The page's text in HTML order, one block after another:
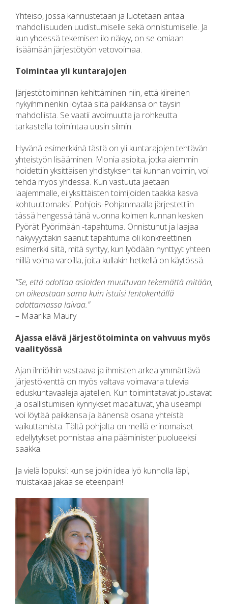
Yhteisö, jossa kannustetaan ja luotetaan antaa
mahdollisuuden uudistumiselle sekä onnistumiselle. Ja
kun yhdessä tekemisen ilo näkyy, on se omiaan
lisäämään järjestötyön vetovoimaa.
Toimintaa yli kuntarajojen
Järjestötoiminnan kehittäminen niin, että kiireinen
nykyihminenkin löytää siitä paikkansa on täysin
mahdollista. Se vaatii avoimuutta ja rohkeutta
tarkastella toimintaa uusin silmin.
Hyvänä esimerkkinä tästä on yli kuntarajojen tehtävän
yhteistyön lisääminen. Monia asioita, jotka aiemmin
hoidettiin yksittäisen yhdistyksen tai kunnan voimin, voi
tehdä myös yhdessä. Kun vastuuta jaetaan
laajemmalle, ei yksittäisten toimijoiden taakka kasva
kohtuuttomaksi. Pohjois-Pohjanmaalla järjestettiin
tässä hengessä tänä vuonna kolmen kunnan kesken
Pyörät Pyörimään -tapahtuma. Onnistunut ja laajaa
näkyvyyttäkin saanut tapahtuma oli konkreettinen
esimerkki siitä, mitä syntyy, kun lyödään hynttyyt yhteen
niillä voima varoilla, joita kullakin hetkellä on käytössä.
”Se, että odottaa asioiden muuttuvan tekemättä mitään,
on oikeastaan sama kuin istuisi lentokentällä
odottamassa laivaa.”
– Maarika Maury
Ajassa elävä järjestötoiminta on vahvuus myös
vaalityössä
Ajan ilmiöihin vastaava ja ihmisten arkea ymmärtävä
järjestökenttä on myös valtava voimavara tulevia
eduskuntavaaleja ajatellen. Kun toimintatavat joustavat
ja osallistumisen kynnykset madaltuvat, yhä useampi
voi löytää paikkansa ja äänensä osana yhteistä
vaikuttamista. Tältä pohjalta on meillä erinomaiset
edellytykset ponnistaa aina pääministeripuolueeksi
saakka.
Ja vielä lopuksi: kun se jokin idea lyö kunnolla läpi,
muistakaa jakaa se eteenpäin!